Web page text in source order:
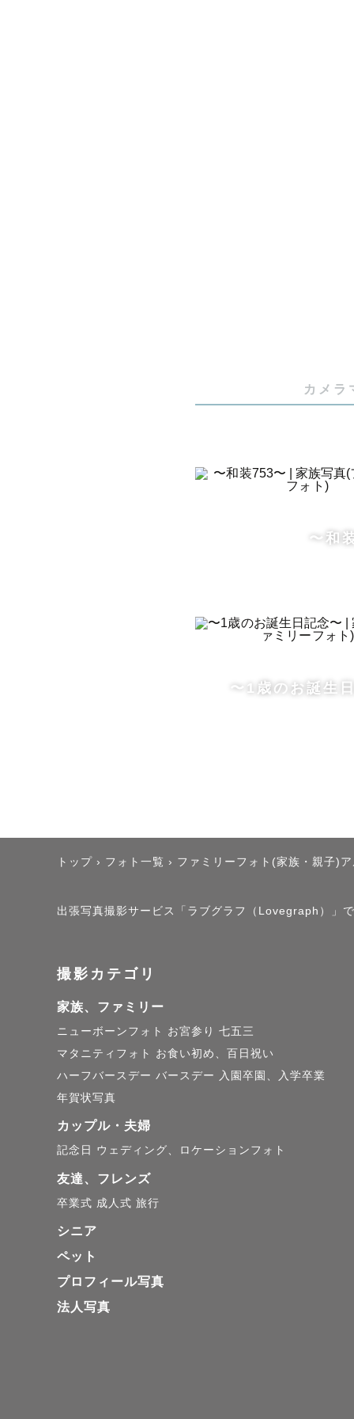
カメラ
〜和
〜1歳のお誕生
トップ › フォト一覧 › ファミリーフォト(家族・親子)
出張写真撮影サービス「ラブグラフ（Lovegraph）」
撮影カテゴリ
家族、ファミリー
ニューボーンフォト お宮参り 七五三
マタニティフォト
お食い初め、百日祝い
ハーフバースデー バースデー
入園卒園、入学卒業
年賀状写真
カップル・夫婦
記念日 ウェディング、ロケーションフォト
友達、フレンズ
卒業式 成人式 旅行
シニア
ペット
プロフィール写真
法人写真